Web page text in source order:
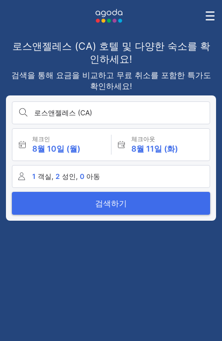
로스앤젤레스 (CA) 호텔 및 다양한 숙소를 확
인하세요!
검색을 통해 요금을 비교하고 무료 취소를 포함한 특가도
확인하세요!
로스앤젤레스 (CA)
체크인
8월 10일 (월)
체크아웃
8월 11일 (화)
1 객실, 2 성인, 0 아동
검색하기